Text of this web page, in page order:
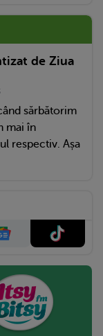
de Ziua
sărbătorim
mai în
respectiv. Așa